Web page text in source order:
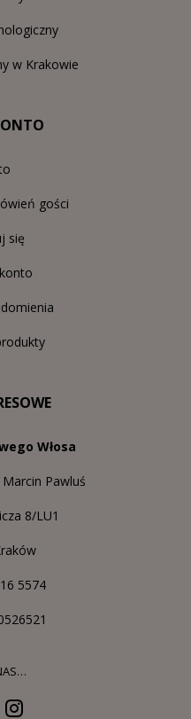
w Krakowie
gości
się
Włosa
Pawluś
8/LU1
5574